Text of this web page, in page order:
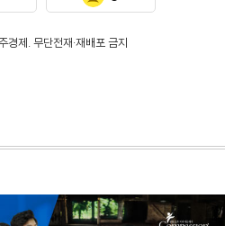
제. 무단전재·재배포 금지